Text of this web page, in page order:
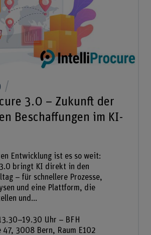
3.0 – Zukunft der
Beschaffungen im KI-
Entwicklung ist es so weit:
bringt KI direkt in den
– für schnellere Prozesse,
und eine Plattform, die
und...
Uhr – BFH
47, 3008 Bern, Raum E102